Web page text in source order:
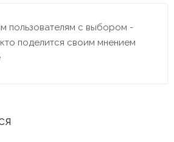
пользователям с выбором -
поделится своим мнением